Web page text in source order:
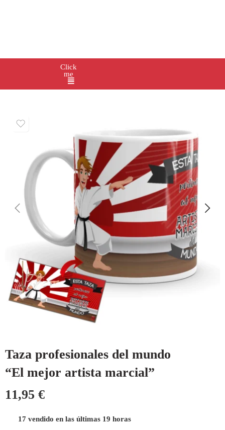
Click
me
Taza profesionales del mundo
“El mejor artista marcial”
11,95 €
17 vendido en las últimas 19 horas